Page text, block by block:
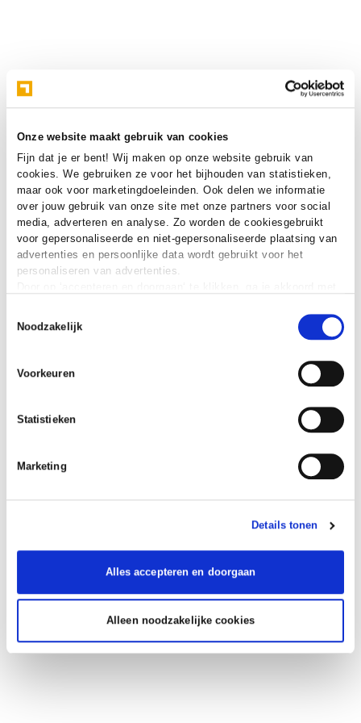
Onze website maakt gebruik van cookies
Fijn dat je er bent! Wij maken op onze website gebruik van
cookies. We gebruiken ze voor het bijhouden van statistieken,
maar ook voor marketingdoeleinden. Ook delen we informatie
over jouw gebruik van onze site met onze partners voor social
media, adverteren en analyse. Zo worden de cookiesgebruikt
voor gepersonaliseerde en niet-gepersonaliseerde plaatsing van
advertenties en persoonlijke data wordt gebruikt voor het
personaliseren van advertenties.
verklaring.
Noodzakelijk
Voorkeuren
Statistieken
Marketing
Details tonen
Alles accepteren en doorgaan
Alleen noodzakelijke cookies